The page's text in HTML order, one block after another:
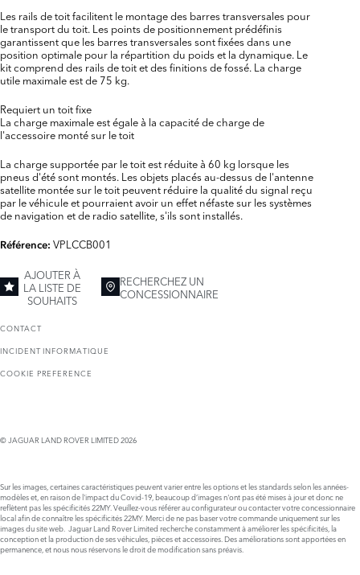
Les rails de toit facilitent le montage des barres transversales pour
le transport du toit. Les points de positionnement prédéfinis
garantissent que les barres transversales sont fixées dans une
position optimale pour la répartition du poids et la dynamique. Le
kit comprend des rails de toit et des finitions de fossé. La charge
utile maximale est de 75 kg.
Requiert un toit fixe
La charge maximale est égale à la capacité de charge de
l'accessoire monté sur le toit
La charge supportée par le toit est réduite à 60 kg lorsque les
pneus d'été sont montés. Les objets placés au-dessus de l'antenne
satellite montée sur le toit peuvent réduire la qualité du signal reçu
par le véhicule et pourraient avoir un effet néfaste sur les systèmes
de navigation et de radio satellite, s'ils sont installés.
Référence: VPLCCB001
AJOUTER À
LA LISTE DE
SOUHAITS
RECHERCHEZ UN
CONCESSIONNAIRE
CONTACT
INCIDENT INFORMATIQUE
COOKIE PREFERENCE
© JAGUAR LAND ROVER LIMITED 2026
Sur les images, certaines caractéristiques peuvent varier entre les options et les standards selon les années-
modèles et, en raison de l'impact du Covid-19, beaucoup d’images n'ont pas été mises à jour et donc ne
reflètent pas les spécificités 22MY. Veuillez-vous référer au configurateur ou contacter votre concessionnaire
local afin de connaître les spécificités 22MY. Merci de ne pas baser votre commande uniquement sur les
images du site web. Jaguar Land Rover Limited recherche constamment à améliorer les spécificités, la
conception et la production de ses véhicules, pièces et accessoires. Des améliorations sont apportées en
permanence, et nous nous réservons le droit de modification sans préavis.